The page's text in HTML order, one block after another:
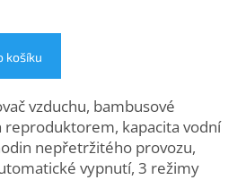
košíku
vzduchu, bambusové
kapacita vodní
nepřetržitého provozu,
vypnutí, 3 režimy